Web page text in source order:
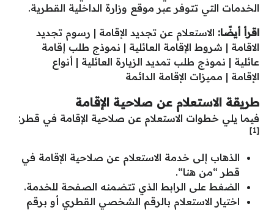
الخدمات التي تتوفر عبر موقع وزارة الداخلية القطرية.
اقرأ أيضًا: الاستعلام عن تجديد الإقامة | رسوم تجديد
الاقامة | شروط الإقامة العائلية | نموذج طلب إقامة
عائلية | نموذج طلب تمديد الزيارة العائلية | أنواع
الإقامة | مميزات الإقامة الدائمة
طريقة الاستعلام عن صلاحية الإقامة
فيما يلي خطوات الاستعلام عن صلاحية الإقامة في قطر:
[1]
الذهاب إلى خدمة الاستعلام عن صلاحية الإقامة في
قطر “من هنا“.
الضغط على الرابط الذي تتضمنه الصفحة للخدمة.
اختيار الاستعلام بالرقم الشخصي القطري أو برقم